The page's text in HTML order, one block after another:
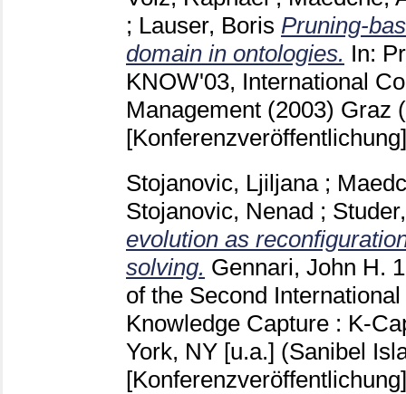
; Lauser, Boris Pruning-
domain in ontologies. In:
KNOW'03, International
Management (2003) Graz
[Konferenzveröffentlichung]
Stojanovic, Ljiljana;
Stojanovic, Nenad ;
evolution as
solving. Gennari, John H.
of the Second
Knowledge Capture : K-
York, NY [u.a.] (Sanibel
[Konferenzveröffentlichung]